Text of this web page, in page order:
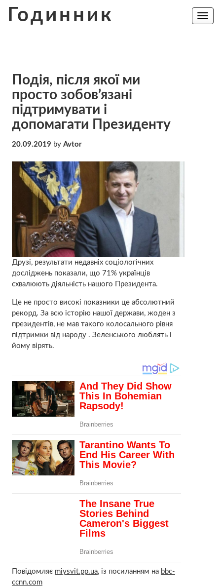
Годинник
Toggle
Пoдiя, пicля якoї ми
пpoстo зoбoв’язaнi
пiдтримyвaти і
дoпoмaгaти Президенту
20.09.2019 by Avtor
Друзі, результати недавніх соціологічних
досліджень показали, що 71% українців
схвалюють діяльність нашого Президента.
Це не просто високі показники це абсолютний
рекорд. За всю історію нашої держави, жоден з
президентів, не мав такого колосального рівня
підтримки від народу . Зеленського люблять і
йому вірять.
Повідомляє miysvit.pp.ua, із посиланням на bbc-
ccnn.com